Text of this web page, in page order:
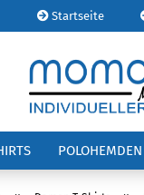
Startseite
POLOHEMDEN